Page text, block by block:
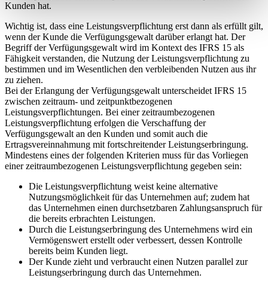
Kunden hat.
Wichtig ist, dass eine Leistungsverpflichtung erst dann als erfüllt gilt,
wenn der Kunde die Verfügungsgewalt darüber erlangt hat. Der
Begriff der Verfügungsgewalt wird im Kontext des IFRS 15 als
Fähigkeit verstanden, die Nutzung der Leistungsverpflichtung zu
bestimmen und im Wesentlichen den verbleibenden Nutzen aus ihr
zu ziehen.
Bei der Erlangung der Verfügungsgewalt unterscheidet IFRS 15
zwischen zeitraum- und zeitpunktbezogenen
Leistungsverpflichtungen. Bei einer zeitraumbezogenen
Leistungsverpflichtung erfolgen die Verschaffung der
Verfügungsgewalt an den Kunden und somit auch die
Ertragsvereinnahmung mit fortschreitender Leistungserbringung.
Mindestens eines der folgenden Kriterien muss für das Vorliegen
einer zeitraumbezogenen Leistungsverpflichtung gegeben sein:
Die Leistungsverpflichtung weist keine alternative
Nutzungsmöglichkeit für das Unternehmen auf; zudem hat
das Unternehmen einen durchsetzbaren Zahlungsanspruch für
die bereits erbrachten Leistungen.
Durch die Leistungserbringung des Unternehmens wird ein
Vermögenswert erstellt oder verbessert, dessen Kontrolle
bereits beim Kunden liegt.
Der Kunde zieht und verbraucht einen Nutzen parallel zur
Leistungserbringung durch das Unternehmen.